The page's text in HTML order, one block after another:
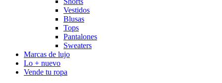
Vestidos
Blusas
Tops
Pantalones
Sweaters
Marcas de lujo
Lo + nuevo
Vende tu ropa